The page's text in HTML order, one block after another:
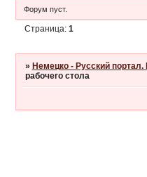
Форум пуст.
Страница: 1
» Немецко - Русский
рабочего стола